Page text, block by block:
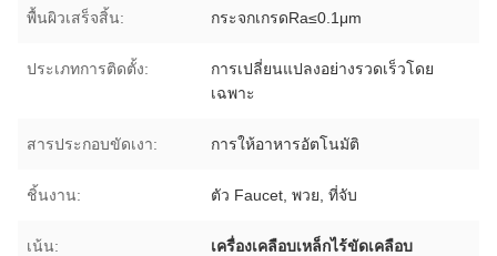
พื้นผิวเสร็จสิ้น: กระจกเกรดRa≤0.1μm
ประเภทการติดตั้ง:
การเปลี่ยนแปลงอย่างรวดเร็วโดย
เฉพาะ
สารประกอบขัดเงา: การให้อาหารอัตโนมัติ
ชิ้นงาน: ตัว Faucet, พวย, ที่จับ
เน้น:
เครื่องเคลือบเหล็กไร้ขัดเคลือบ